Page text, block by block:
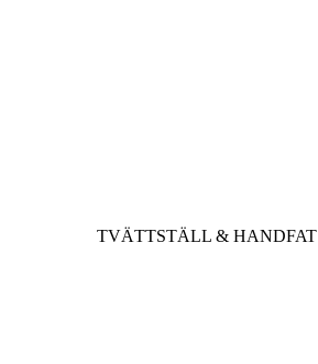
TVÄTTSTÄLL & HANDFAT